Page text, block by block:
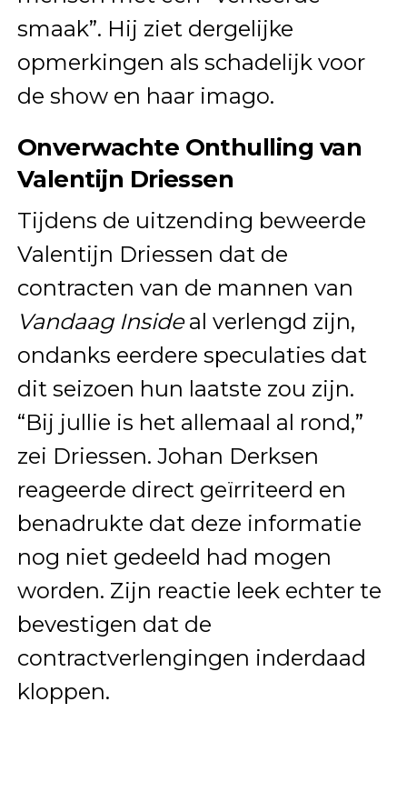
smaak”. Hij ziet dergelijke
opmerkingen als schadelijk voor
de show en haar imago.
Onverwachte Onthulling van
Valentijn Driessen
Tijdens de uitzending beweerde
Valentijn Driessen dat de
contracten van de mannen van
Vandaag Insideal verlengd zijn,
ondanks eerdere speculaties dat
dit seizoen hun laatste zou zijn.
“Bij jullie is het allemaal al rond,”
zei Driessen. Johan Derksen
reageerde direct geïrriteerd en
benadrukte dat deze informatie
nog niet gedeeld had mogen
worden. Zijn reactie leek echter te
bevestigen dat de
contractverlengingen inderdaad
kloppen.